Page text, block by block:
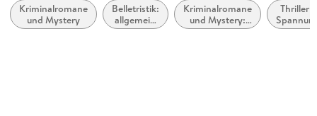
Verlag/Hersteller
dtv Digital
Kriminalromane
und Mystery
Belletristik:
allgemein
und
Kriminalromane
und Mystery:
Polizeiarbeit &
Thriller /